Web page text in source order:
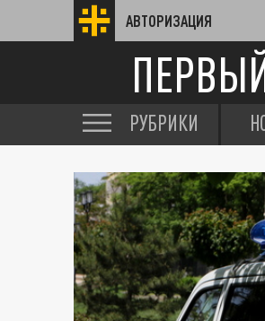
АВТОРИЗАЦИЯ
РУБРИКИ